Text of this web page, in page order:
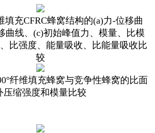
填充CFRC蜂窝结构的(a)力-位移曲
曲线、(c)初始峰值力、模量、比模
比强度、能量吸收、比能量吸收比
较
纤维填充蜂窝与竞争性蜂窝的比面
压缩强度和模量比较